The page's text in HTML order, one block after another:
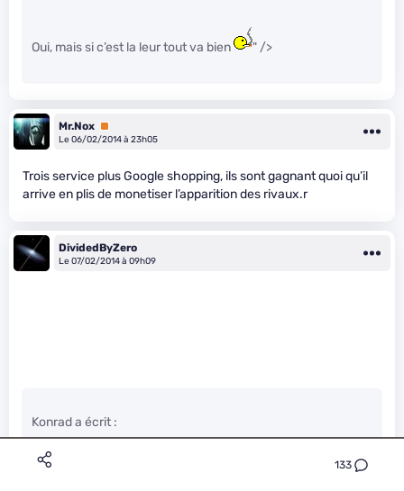
133
Oui, mais si c’est la leur tout va bien " />
Mr.Nox Premium
Le 06/02/2014 à 23h05
Trois service plus Google shopping, ils sont gagnant quoi qu’il
arrive en plis de monetiser l’apparition des rivaux.r
DividedByZero
Le 07/02/2014 à 09h09
Konrad a écrit :